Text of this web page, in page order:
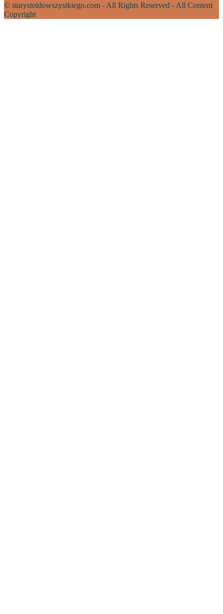
© starystoldowszystkiego.com - All Rights Reserved - All Content
Copyright